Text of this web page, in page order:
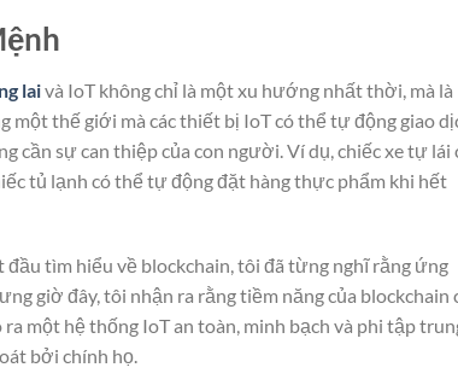
laivà IoT không chỉ là một xu hướng nhất thời, mà là
thế giới mà các thiết bị IoT có thể tự động giao
cần sự can thiệp của con người. Ví dụ, chiếc xe tự lái
tủ lạnh có thể tự động đặt hàng thực phẩm khi hết
tìm hiểu về blockchain, tôi đã từng nghĩ rằng ứng
giờ đây, tôi nhận ra rằng tiềm năng của blockchain
một hệ thống IoT an toàn, minh bạch và phi tập
bởi chính họ.